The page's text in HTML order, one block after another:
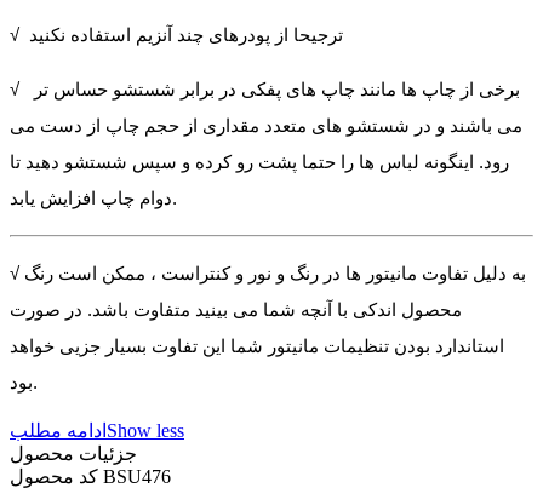
√ برخی از چاپ ها مانند چاپ های پفکی در برابر شستشو حساس تر
می باشند و در شستشو های متعدد مقداری از حجم چاپ از دست می
رود. اینگونه لباس ها را حتما پشت رو کرده و سپس شستشو دهید تا
دوام چاپ افزایش یابد.
√ به دلیل تفاوت مانیتور ها در رنگ و نور و کنتراست ، ممکن است رنگ
محصول اندکی با آنچه شما می بینید متفاوت باشد. در صورت
استاندارد بودن تنظیمات مانیتور شما این تفاوت بسیار جزیی خواهد
بود.
ادامه مطلب Show less
جزئیات محصول
BSU476